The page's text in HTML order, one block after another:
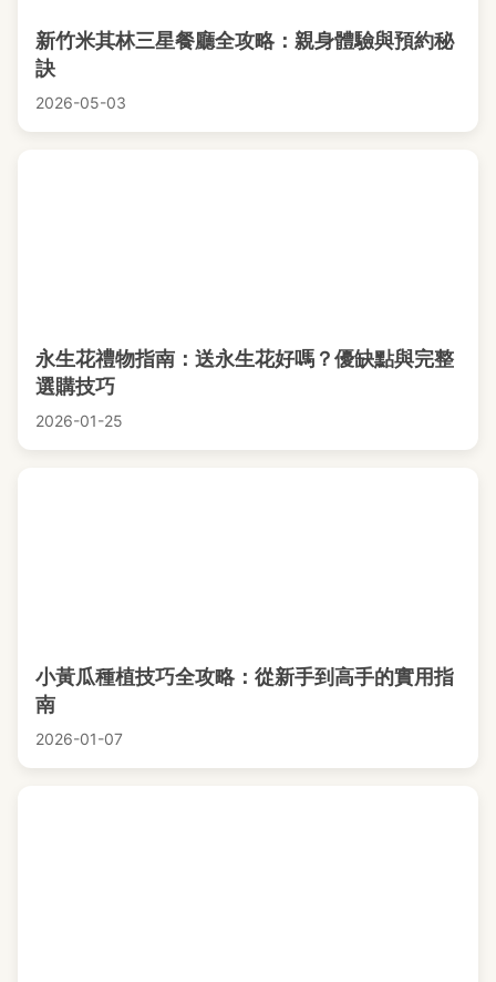
新竹米其林三星餐廳全攻略：親身體驗與預約秘
訣
2026-05-03
永生花禮物指南：送永生花好嗎？優缺點與完整
選購技巧
2026-01-25
小黃瓜種植技巧全攻略：從新手到高手的實用指
南
2026-01-07